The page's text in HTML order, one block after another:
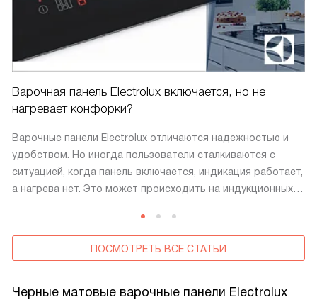
Варочная панель Electrolux включается, но не
нагревает конфорки?
Варочные панели Electrolux отличаются надежностью и
удобством. Но иногда пользователи сталкиваются с
ситуацией, когда панель включается, индикация работает,
а нагрева нет. Это может происходить на индукционных,
отображает мощность. Однако конфорка остается
холодной.
ПОСМОТРЕТЬ ВСЕ СТАТЬИ
Черные матовые варочные панели Electrolux